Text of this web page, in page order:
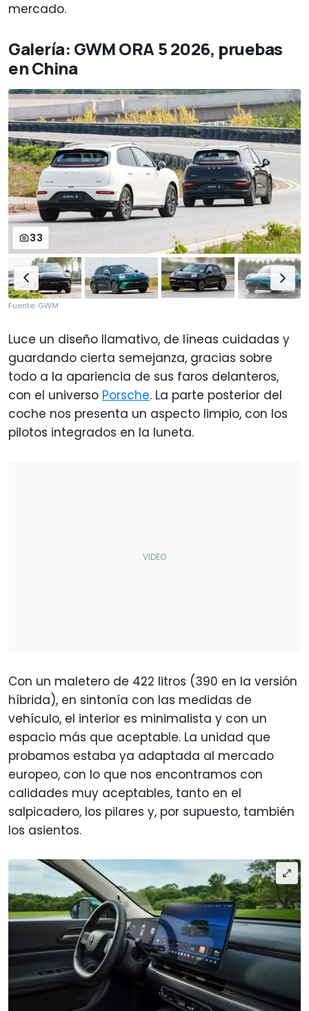
mercado.
Galería: GWM ORA 5 2026, pruebas
en China
33
Fuente: GWM
Luce un diseño llamativo, de líneas cuidadas y
guardando cierta semejanza, gracias sobre
todo a la apariencia de sus faros delanteros,
con el universo Porsche. La parte posterior del
coche nos presenta un aspecto limpio, con los
pilotos integrados en la luneta.
Con un maletero de 422 litros (390 en la versión
híbrida), en sintonía con las medidas de
vehículo, el interior es minimalista y con un
espacio más que aceptable. La unidad que
probamos estaba ya adaptada al mercado
europeo, con lo que nos encontramos con
calidades muy aceptables, tanto en el
salpicadero, los pilares y, por supuesto, también
los asientos.